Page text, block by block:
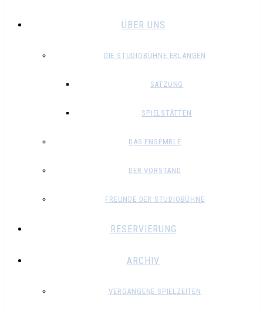
ÜBER UNS
DIE STUDIOBÜHNE ERLANGEN
SATZUNG
SPIELSTÄTTEN
DAS ENSEMBLE
DER VORSTAND
FREUNDE DER STUDIOBÜHNE
RESERVIERUNG
ARCHIV
VERGANGENE SPIELZEITEN